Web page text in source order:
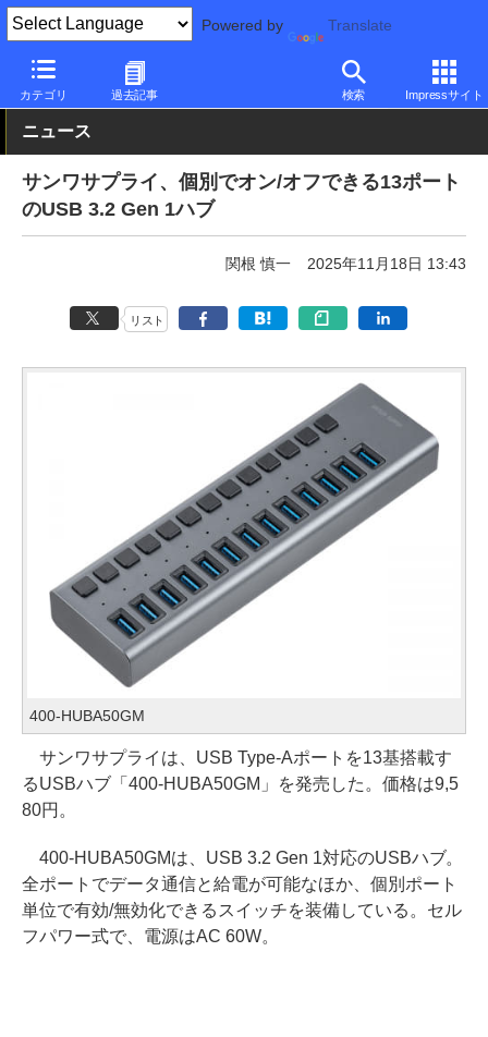
Powered by Translate
カテゴリ 過去記事 検索 Impressサイト
PC Watch 半導体/周辺機器 その他
ニュース
サンワサプライ、個別でオン/オフできる13ポート
のUSB 3.2 Gen 1ハブ
関根 慎一 2025年11月18日 13:43
リスト
400-HUBA50GM
サンワサプライは、USB Type-Aポートを13基搭載す
るUSBハブ「400-HUBA50GM」を発売した。価格は9,5
80円。
400-HUBA50GMは、USB 3.2 Gen 1対応のUSBハブ。
全ポートでデータ通信と給電が可能なほか、個別ポート
単位で有効/無効化できるスイッチを装備している。セル
フパワー式で、電源はAC 60W。